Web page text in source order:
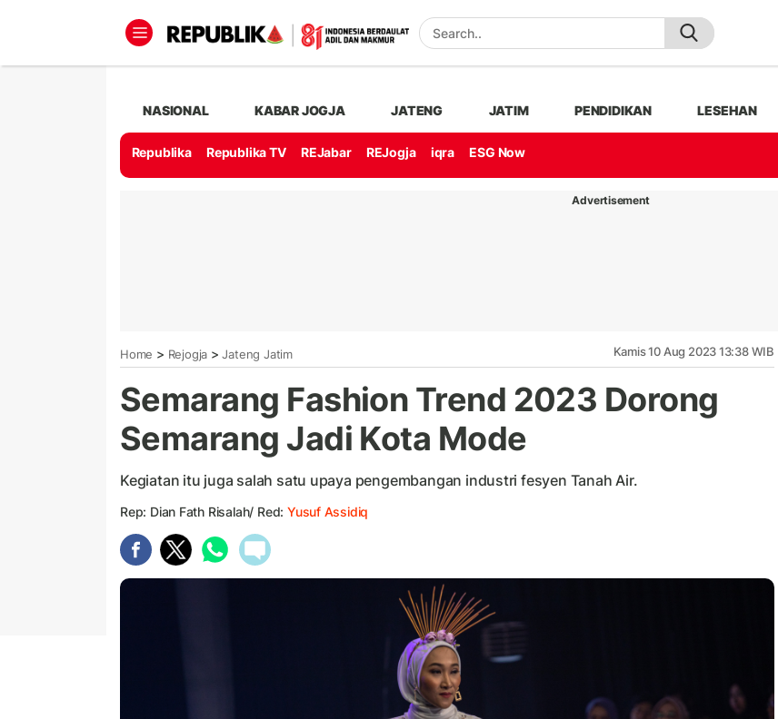
NASIONAL KABAR JOGJA JATENG JATIM PENDIDIKAN LESEHAN
Republika Republika TV REJabar REJogja iqra ESG Now
Advertisement
Home > Rejogja > Jateng Jatim Kamis 10 Aug 2023 13:38 WIB
Semarang Fashion Trend 2023 Dorong
Semarang Jadi Kota Mode
Kegiatan itu juga salah satu upaya pengembangan industri fesyen Tanah Air.
Rep: Dian Fath Risalah/ Red: Yusuf Assidiq